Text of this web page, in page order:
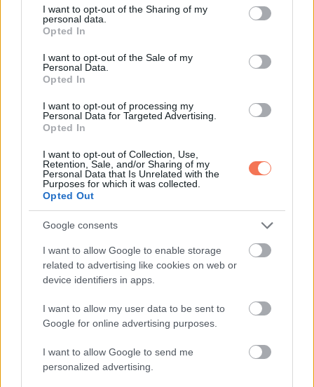
not limited to your visit or usage behaviour. You may click to
grant or deny consent to Google and its third-party tags to
use your data for below specified purposes in below Google
consent section.
I want to opt-out of the Sharing of my
personal data.
Opted In
I want to opt-out of the Sale of my
Personal Data.
Opted In
I want to opt-out of processing my
Personal Data for Targeted Advertising.
Opted In
I want to opt-out of Collection, Use,
Retention, Sale, and/or Sharing of my
Personal Data that Is Unrelated with the
Purposes for which it was collected.
Opted Out
Google consents
I want to allow Google to enable storage
related to advertising like cookies on web or
device identifiers in apps.
I want to allow my user data to be sent to
Google for online advertising purposes.
I want to allow Google to send me
personalized advertising.
Az egészségedre is figyelj jobban, különösen a lelki
egyensúlyodra. Az intuíciód most különösen erős, és
ismerkedhetsz meg, akik pozitív hatással lesznek az
életedre. Ne félj kifejezni az érzéseidet, mert most
különösen fontos lesz az őszinte kommunikáció. A
változások most előnyösek lesznek számodra, ha nyitottan
„sok szerencsét” beírása után gördítesz lejjebb!
Nyilas (November 22. – December 21.)
terveidet valóra váltsd. A karrieredben új lehetőségek
nyílnak, és megvalósíthatod régóta dédelgetett álmaidat.
ha nyitott vagy új lehetőségekre. Az egészségedre is
fenntartására. Szerelmi életedben most fontos
beszélgetésekre és mélyebb kapcsolódásokra